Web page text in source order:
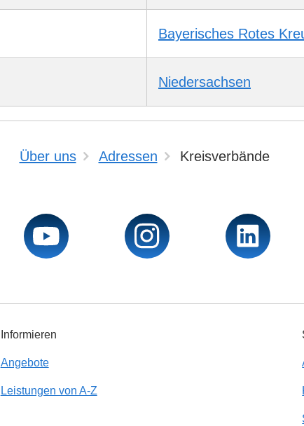
Bayerisches Rotes
Niedersachsen
Über uns Adressen Kreisverbände
Informieren
Angebote
Leistungen von A-Z